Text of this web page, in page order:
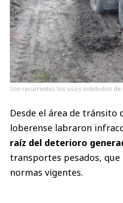
Son recurrentes los usos indebidos
Desde el área de tránsito
loberense labraron
raíz del deterioro
transportes pesados,
normas vigentes.